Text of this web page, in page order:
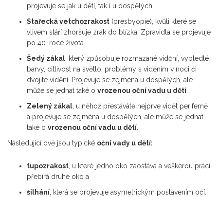
projevuje se jak u dětí, tak i u dospělých.
Stařecká vetchozrakost (presbyopie), kvůli které se
vlivem stáří zhoršuje zrak do blízka. Zpravidla se projevuje
po 40. roce života.
Šedý zákal , který způsobuje rozmazané vidění, vybledlé
barvy, citlivost na světlo, problémy s viděním v noci či
dvojité vidění. Projevuje se zejména u dospělých, ale
může se jednat také o vrozenou oční vadu u dětí
Zelený zákal , u něhož přestáváte nejprve vidět periferně
a projevuje se zejména u dospělých, ale může se jednat
také o vrozenou oční vadu u dětí
Následující dvě jsou typické oční vady u dětí:
tupozrakost , u které jedno oko zaostává a veškerou práci
přebírá druhé oko a
šilhání , která se projevuje asymetrickým postavením očí.